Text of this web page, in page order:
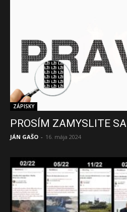
ZÁPISKY
PROSÍM ZAMYSLITE SA
JÁN GAŠO - 16. mája 2024